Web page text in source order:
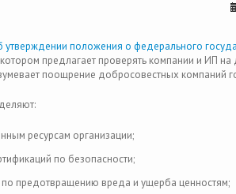
утверждении положения о федерального
external)предлагает проверять компании и ИП на
поощрение добросовестных компаний
ресурсам организации;
по безопасности;
предотвращению вреда и ущерба ценностям;